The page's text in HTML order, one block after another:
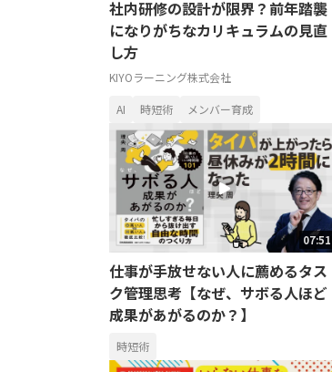
社内研修の設計が限界？前年踏襲
になりがちなカリキュラムの見直
し方
KIYOラーニング株式会社
AI 時短術 メンバー育成
07:51
仕事が手放せない人に薦めるタス
ク管理思考【なぜ、サボる人ほど
成果があがるのか？】
時短術